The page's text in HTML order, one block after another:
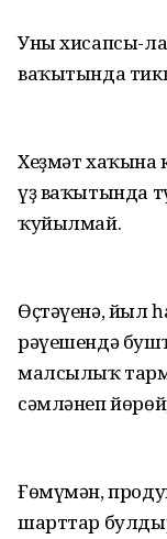
Уны хисапсы-
ваҡытында
Хеҙмәт хаҡына
үҙ ваҡытында
ҡуйылмай.
Өҫтәүенә, йыл
рәүешендә
малсылыҡ
сәмләнеп
Ғөмүмән,
шарттар